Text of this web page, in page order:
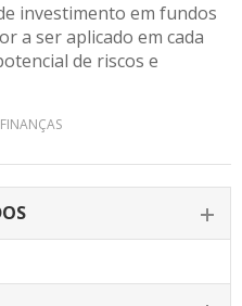
investimento em fundos
a ser aplicado em cada
de riscos e